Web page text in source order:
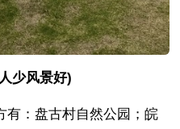
少风景好)
有：盘古村自然公园；皖